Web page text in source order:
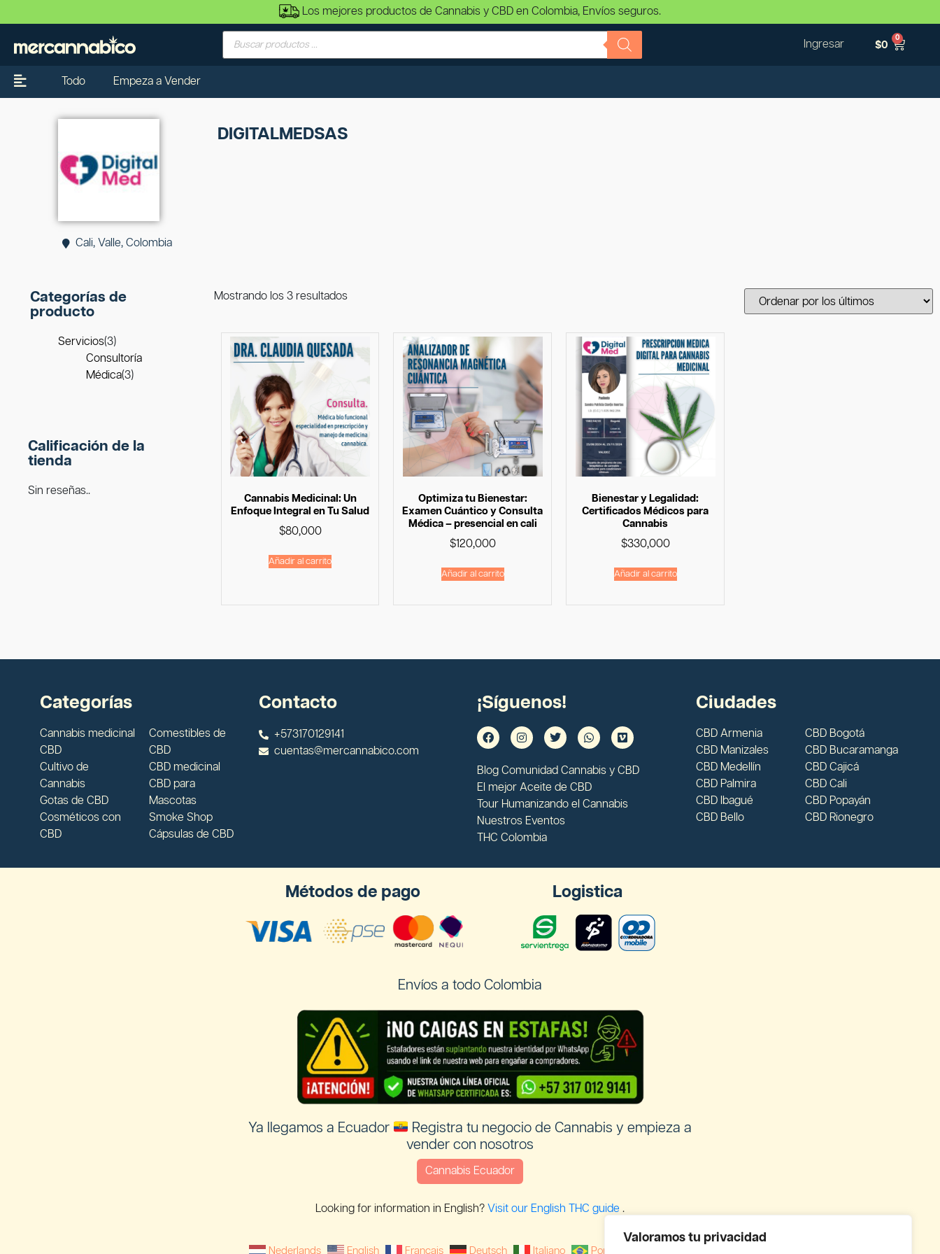
Valoramos tu privacidad
Los mejores productos de Cannabis y CBD en Colombia, Envíos seguros.
Ingresar $0
0
Todo Empeza a Vender
Cali, Valle, Colombia
DIGITALMEDSAS
Categorías de
producto
Servicios(3)
Consultoría
Médica(3)
Calificación de la
tienda
Sin reseñas..
Mostrando los 3 resultados
Cannabis Medicinal: Un
Enfoque Integral en Tu Salud
$80,000
Añadir al carrito
Optimiza tu Bienestar:
Examen Cuántico y Consulta
Médica – presencial en cali
$120,000
Añadir al carrito
Bienestar y Legalidad:
Certificados Médicos para
Cannabis
$330,000
Añadir al carrito
Categorías
Cannabis medicinal
CBD
Cultivo de
Cannabis
Gotas de CBD
Cosméticos con
CBD
Comestibles de
CBD
CBD medicinal
CBD para
Mascotas
Smoke Shop
Cápsulas de CBD
Contacto
+573170129141
cuentas@mercannabico.com
¡Síguenos!
Blog Comunidad Cannabis y CBD
El mejor Aceite de CBD
Tour Humanizando el Cannabis
Nuestros Eventos
THC Colombia
Ciudades
CBD Armenia
CBD Manizales
CBD Medellín
CBD Palmira
CBD Ibagué
CBD Bello
CBD Bogotá
CBD Bucaramanga
CBD Cajicá
CBD Cali
CBD Popayán
CBD Rionegro
Métodos de pago Logistica
Envíos a todo Colombia
Ya llegamos a Ecuador
Registra tu negocio de Cannabis y empieza a
vender con nosotros
Cannabis Ecuador
Looking for information in English? Visit our English THC guide .
Nederlands English Français Deutsch Italiano Português